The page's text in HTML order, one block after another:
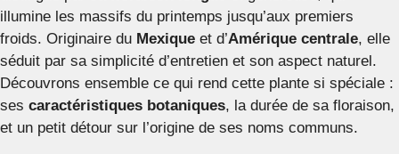
illumine les massifs du printemps jusqu’aux premiers
froids. Originaire du Mexique et d’Amérique centrale, elle
séduit par sa simplicité d’entretien et son aspect naturel.
Découvrons ensemble ce qui rend cette plante si spéciale :
ses caractéristiques botaniques, la durée de sa floraison,
et un petit détour sur l’origine de ses noms communs.